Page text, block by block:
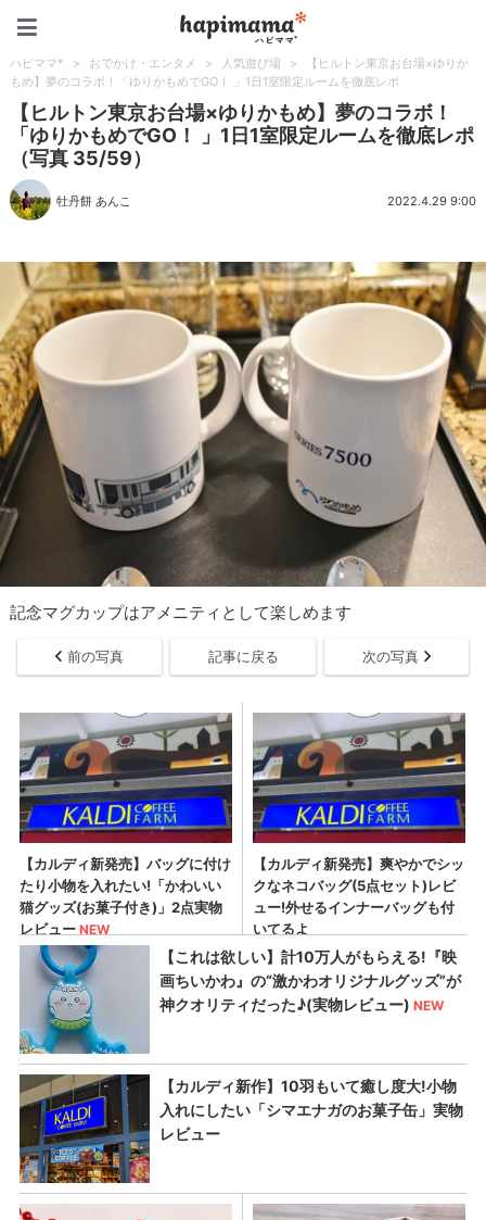
ハピママ* > おでかけ・エンタメ > 人気遊び場 >
【ヒルトン東京お台場×ゆりか
もめ】夢のコラボ！「ゆりかもめでGO！ 」1日1室限定ルームを徹底レポ
【ヒルトン東京お台場×ゆりかもめ】夢のコラボ！
「ゆりかもめでGO！ 」1日1室限定ルームを徹底レポ
（写真 35/59）
牡丹餅 あんこ 2022.4.29 9:00
記念マグカップはアメニティとして楽しめます
前の写真 記事に戻る 次の写真